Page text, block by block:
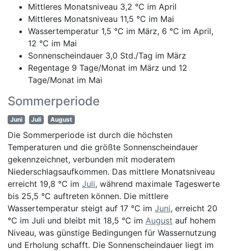
Mittleres Monatsniveau 3,2 °C im April
Mittleres Monatsniveau 11,5 °C im Mai
Wassertemperatur 1,5 °C im März, 6 °C im April,
12 °C im Mai
Sonnenscheindauer 3,0 Std./Tag im März
Regentage 9 Tage/Monat im März und 12
Tage/Monat im Mai
Sommerperiode
Juni Juli August
Die Sommerperiode ist durch die höchsten
Temperaturen und die größte Sonnenscheindauer
gekennzeichnet, verbunden mit moderatem
Niederschlagsaufkommen. Das mittlere Monatsniveau
erreicht 19,8 °C im Juli, während maximale Tageswerte
bis 25,5 °C auftreten können. Die mittlere
Wassertemperatur steigt auf 17 °C im Juni, erreicht 20
°C im Juli und bleibt mit 18,5 °C im August auf hohem
Niveau, was günstige Bedingungen für Wassernutzung
und Erholung schafft. Die Sonnenscheindauer liegt im